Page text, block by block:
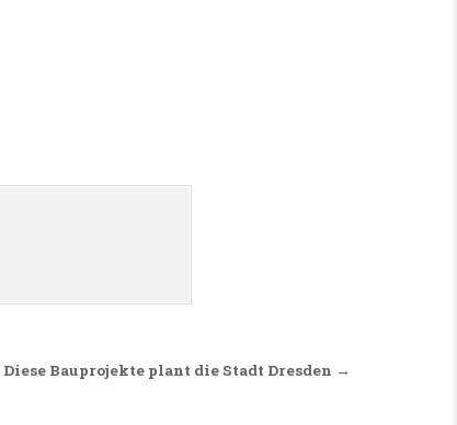
Diese Bauprojekte plant die Stadt Dresden →